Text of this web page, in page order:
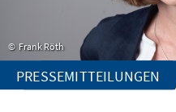
Frank Röth
PRESSEMITTEILUNGEN